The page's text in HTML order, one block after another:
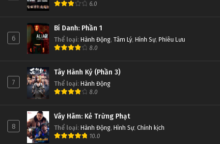
6.0
6
Bí Danh: Phần 1
Thể loại: Hành Động, Tâm Lý, Hình Sự, Phiêu Lưu
8.0
7
Tây Hành Kỷ (Phần 3)
Thể loại: Hành Động
8.0
8
Vây Hãm: Kẻ Trừng Phạt
Thể loại: Hành Động, Hình Sự, Chính kịch
10.0